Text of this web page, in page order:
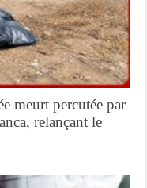
meurt percutée par
relançant le